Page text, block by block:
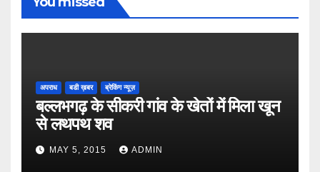
अपराध बडी ख़बर ब्रेकिंग न्यूज़
बल्लभगढ़ के सीकरी गांव के खेतों में मिला खून
से लथपथ शव
MAY 5, 2015 ADMIN